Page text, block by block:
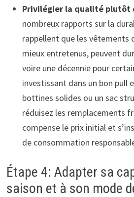
Privilégier la qualité plutôt
nombreux rapports sur la
rappellent que les vêtements
mieux entretenus, peuvent
voire une décennie pour
investissant dans un bon pull
bottines solides ou un sac
réduisez les remplacements
compense le prix initial et
de consommation
Étape 4: Adapter sa
saison et à son mode